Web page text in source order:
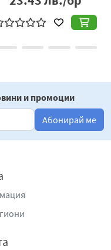
45.98
и промоции
Абонирай ме